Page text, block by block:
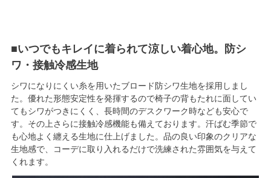
■いつでもキレイに着られて涼しい着心地。防シ
ワ・接触冷感生地
シワになりにくい糸を用いたブロード防シワ生地を採用しまし
た。優れた形態安定性を発揮するので椅子の背もたれに面してい
てもシワがつきにくく、長時間のデスクワーク時なども安心で
す。その上さらに接触冷感機能も備えております。汗ばむ季節で
も心地よく纏える生地に仕上げました。品の良い印象のクリアな
生地感で、コーデに取り入れるだけで洗練された雰囲気を与えて
くれます。